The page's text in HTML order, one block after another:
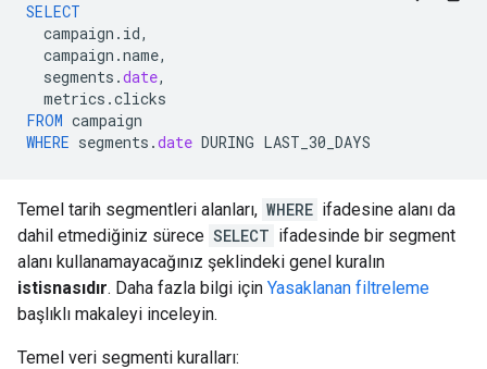
SELECT
campaign . id,
campaign .name,
segments .date,
metrics .clicks
FROM campaign
WHERE segments .date DURING LAST_30_DAYS
Temel tarih segmentleri alanları, WHERE ifadesine alanı da
dahil etmediğiniz sürece SELECT ifadesinde bir segment
alanı kullanamayacağınız şeklindeki genel kuralın
istisnasıdır. Daha fazla bilgi için Yasaklanan filtreleme
başlıklı makaleyi inceleyin.
Temel veri segmenti kuralları: